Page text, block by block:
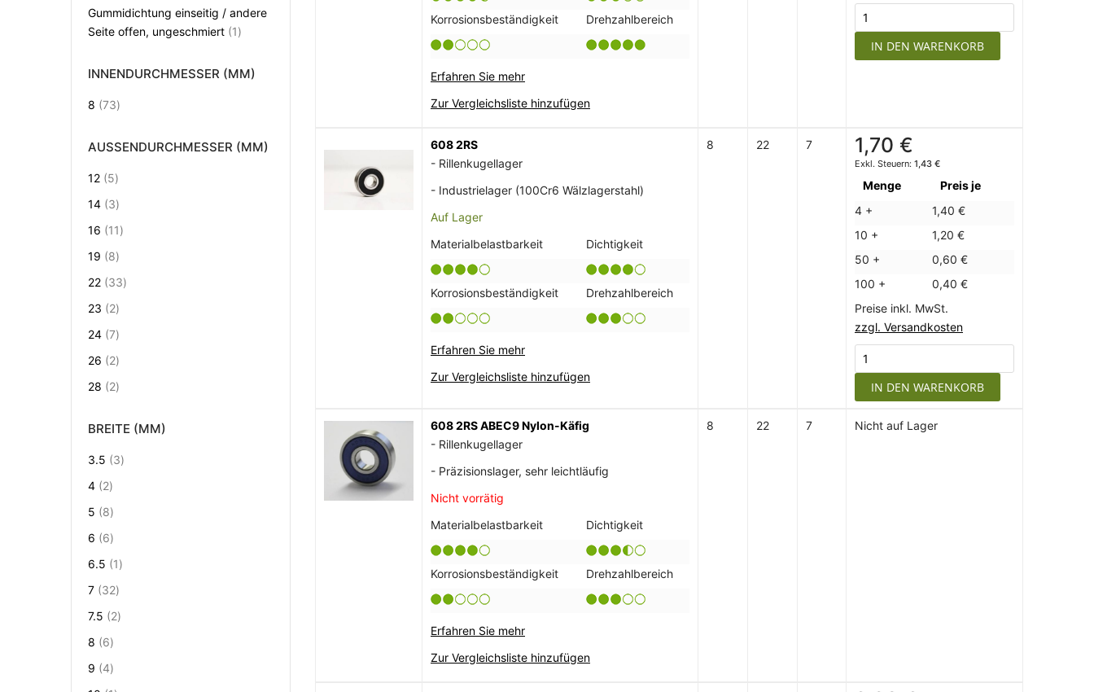
Korrosionsbeständigkeit Drehzahlbereich
Erfahren Sie mehr
Zur Vergleichsliste hinzufügen
IN DEN WARENKORB
608 2RS
- Rillenkugellager
- Industrielager (100Cr6 Wälzlagerstahl)
Auf Lager
Materialbelastbarkeit
Dichtigkeit
Korrosionsbeständigkeit Drehzahlbereich
Erfahren Sie mehr
Zur Vergleichsliste hinzufügen
8 22 7 1,70 €
1,43 €
Menge
Preis je
4 +
1,40 €
10 +
1,20 €
50 +
0,60 €
100 +
0,40 €
Preise inkl. MwSt.
zzgl. Versandkosten
IN DEN WARENKORB
608 2RS ABEC9 Nylon-Käfig
- Rillenkugellager
- Präzisionslager, sehr leichtläufig
Nicht vorrätig
Materialbelastbarkeit
Dichtigkeit
Korrosionsbeständigkeit Drehzahlbereich
Erfahren Sie mehr
Zur Vergleichsliste hinzufügen
8 22 7 Nicht auf Lager
Gummidichtung einseitig / andere
Seite offen, ungeschmiert 1Artikel
INNENDURCHMESSER (MM)
8 73Artikel
AUSSENDURCHMESSER (MM)
12 5Artikel
14 3Artikel
16
11Artikel
19
8Artikel
22 33Artikel
23
2Artikel
24 7Artikel
26
2Artikel
28
2Artikel
BREITE (MM)
3.5 3Artikel
4 2Artikel
5
8Artikel
6
6Artikel
6.5
1Artikel
7 32Artikel
7.5
2Artikel
8
6Artikel
9
4Artikel